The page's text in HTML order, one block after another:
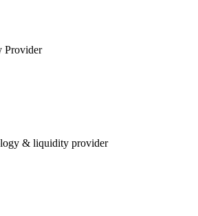
Provider
& liquidity provider